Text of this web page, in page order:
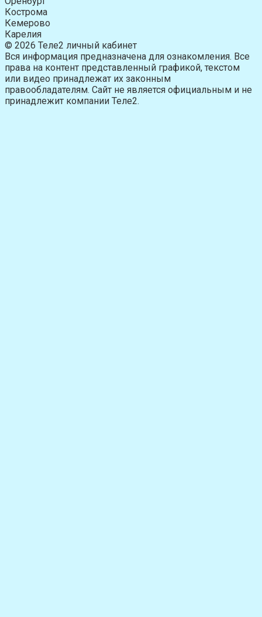
Кострома
Кемерово
Карелия
© 2026 Теле2 личный кабинет
Вся информация предназначена для ознакомления. Все
права на контент представленный графикой, текстом
или видео принадлежат их законным
правообладателям. Сайт не является официальным и не
принадлежит компании Теле2.